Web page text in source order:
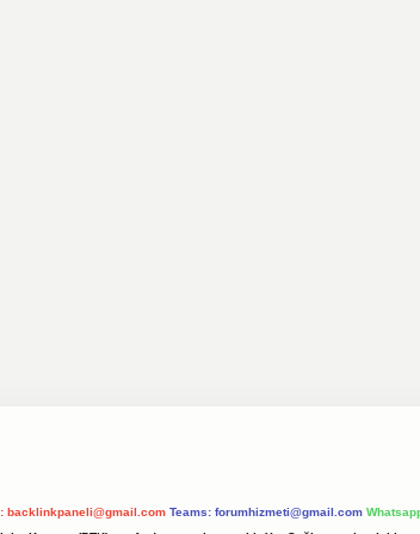
backlinkpaneli@gmail.com Teams: forumhizmeti@gmail.com